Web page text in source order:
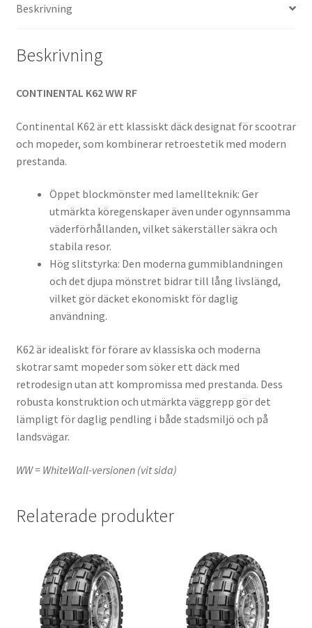
(fram/bak)
Beskrivning
Beskrivning
CONTINENTAL K62 WW RF
Continental K62 är ett klassiskt däck designat för scootrar
och mopeder, som kombinerar retroestetik med modern
prestanda.
Öppet blockmönster med lamellteknik: Ger
utmärkta köregenskaper även under ogynnsamma
väderförhållanden, vilket säkerställer säkra och
stabila resor.
Hög slitstyrka: Den moderna gummiblandningen
och det djupa mönstret bidrar till lång livslängd,
vilket gör däcket ekonomiskt för daglig
användning.
K62 är idealiskt för förare av klassiska och moderna
skotrar samt mopeder som söker ett däck med
retrodesign utan att kompromissa med prestanda. Dess
robusta konstruktion och utmärkta väggrepp gör det
lämpligt för daglig pendling i både stadsmiljö och på
landsvägar.
WW = WhiteWall-versionen (vit sida)
Relaterade produkter